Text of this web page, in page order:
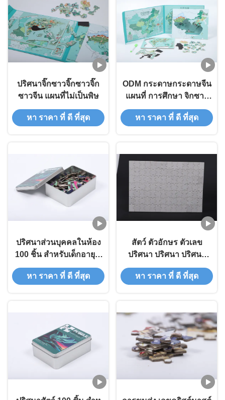
ปริศนาจิ๊กซาวจิ๊กซาวจิ๊ก
ซาวจีน แผนที่ไม่เป็นพิษ
หา ราคา ที่ ดี ที่สุด
ODM กระดาษกระดาษจีน
แผนที่ การศึกษา จิกซาว
ปริศนาสําหรับเด็กปฐมวัย
หา ราคา ที่ ดี ที่สุด
ปริศนาส่วนบุคคลในห้อง
100 ชิ้น สําหรับเด็กอายุ 5
ปี
หา ราคา ที่ ดี ที่สุด
สัตว์ ตัวอักษร ตัวเลข
ปริศนา ปริศนา ปริศนา
100pcs Custom
หา ราคา ที่ ดี ที่สุด